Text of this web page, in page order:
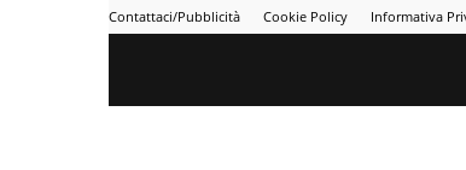
Contattaci/Pubblicità Cookie Policy Informativa